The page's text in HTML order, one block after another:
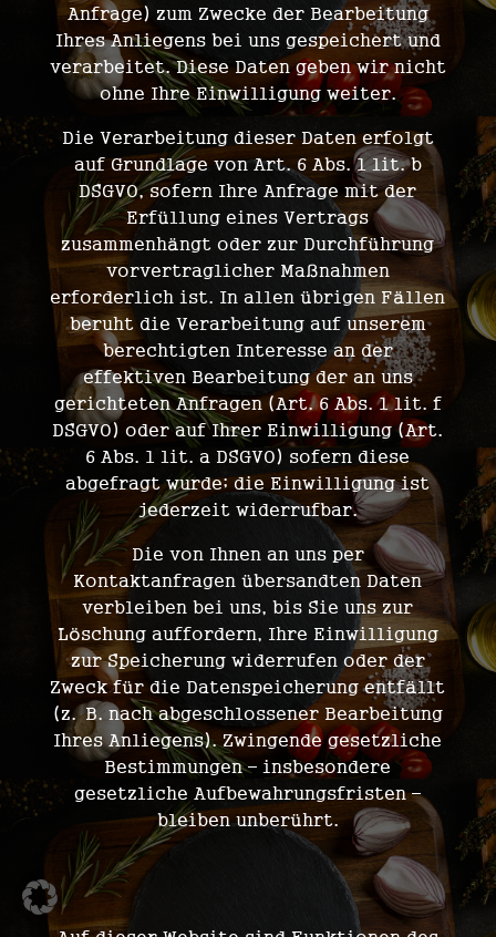
Anfrage) zum Zwecke der Bearbeitung
Ihres Anliegens bei uns gespeichert und
verarbeitet. Diese Daten geben wir nicht
ohne Ihre Einwilligung weiter.
Die Verarbeitung dieser Daten erfolgt
auf Grundlage von Art. 6 Abs. 1 lit. b
DSGVO, sofern Ihre Anfrage mit der
Erfüllung eines Vertrags
zusammenhängt oder zur Durchführung
vorvertraglicher Maßnahmen
erforderlich ist. In allen übrigen Fällen
beruht die Verarbeitung auf unserem
berechtigten Interesse an der
effektiven Bearbeitung der an uns
gerichteten Anfragen (Art. 6 Abs. 1 lit. f
DSGVO) oder auf Ihrer Einwilligung (Art.
6 Abs. 1 lit. a DSGVO) sofern diese
abgefragt wurde; die Einwilligung ist
jederzeit widerrufbar.
Die von Ihnen an uns per
Kontaktanfragen übersandten Daten
verbleiben bei uns, bis Sie uns zur
Löschung auffordern, Ihre Einwilligung
zur Speicherung widerrufen oder der
Zweck für die Datenspeicherung entfällt
(z. B. nach abgeschlossener Bearbeitung
Ihres Anliegens). Zwingende gesetzliche
Bestimmungen – insbesondere
gesetzliche Aufbewahrungsfristen –
bleiben unberührt.